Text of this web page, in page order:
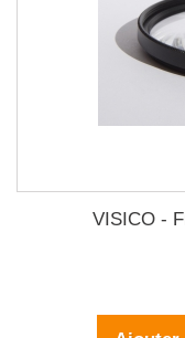
VISICO -